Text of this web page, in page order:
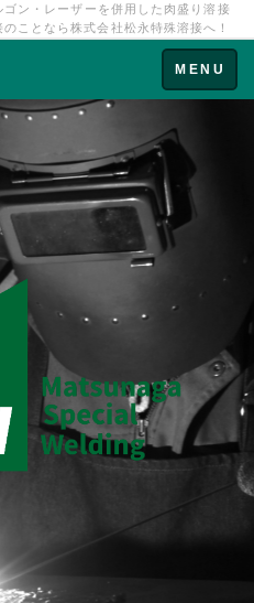
ン・レーザーを併用した肉盛り溶接
ことなら株式会社松永特殊溶接へ！
Toggle
navigation
MENU